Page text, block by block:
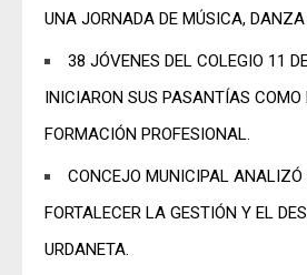
UNA JORNADA DE MÚSICA, DANZA
38 JÓVENES DEL COLEGIO 11
INICIARON SUS PASANTÍAS COMO
FORMACIÓN PROFESIONAL.
CONCEJO MUNICIPAL
FORTALECER LA GESTIÓN Y EL
URDANETA.